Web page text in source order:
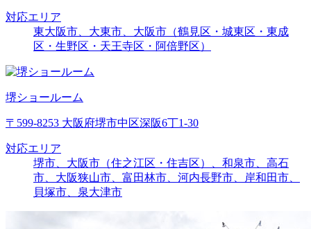
対応エリア
東大阪市、大東市、大阪市（鶴見区・城東区・東成
区・生野区・天王寺区・阿倍野区）
堺ショールーム
〒599-8253 大阪府堺市中区深阪6丁1-30
対応エリア
堺市、大阪市（住之江区・住吉区）、和泉市、高石
市、大阪狭山市、富田林市、河内長野市、岸和田市、
貝塚市、泉大津市